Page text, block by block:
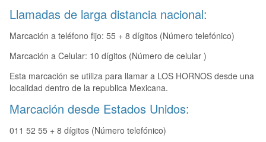
Llamadas de larga distancia nacional:
Marcación a teléfono fijo: 55 + 8 dígitos (Número telefónico)
Marcación a Celular: 10 dígitos (Número de celular )
Esta marcación se utiliza para llamar a LOS HORNOS desde una
localidad dentro de la republica Mexicana.
Marcación desde Estados Unidos:
011 52 55 + 8 dígitos (Número telefónico)